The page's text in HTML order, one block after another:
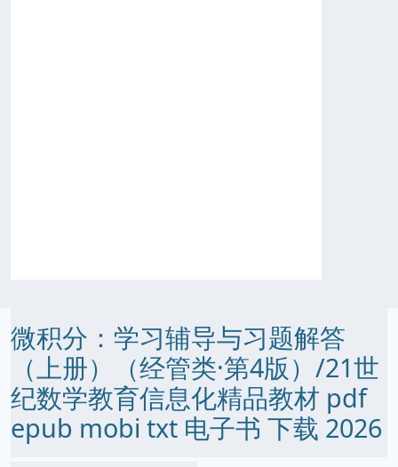
微积分：学习辅导与习题解答
（上册）（经管类·第4版）/21世
纪数学教育信息化精品教材 pdf
epub mobi txt 电子书 下载 2026